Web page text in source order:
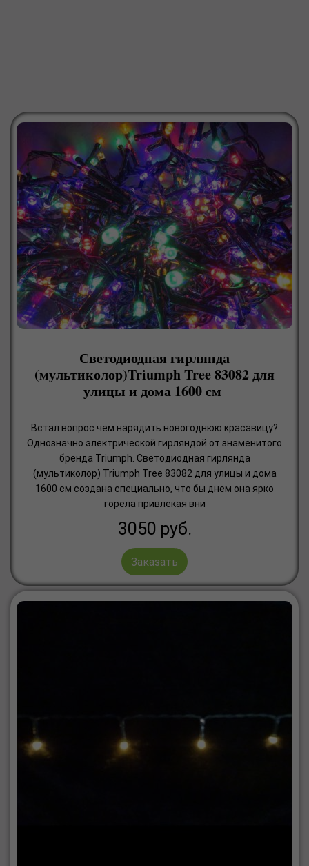
Светодиодная гирлянда
(мультиколор)Triumph Tree 83082 для
улицы и дома 1600 см
Встал вопрос чем нарядить новогоднюю красавицу?
Однозначно электрической гирляндой от знаменитого
бренда Triumph. Светодиодная гирлянда
(мультиколор) Triumph Tree 83082 для улицы и дома
1600 см создана специально, что бы днем она ярко
горела привлекая вни
3050 руб.
Заказать